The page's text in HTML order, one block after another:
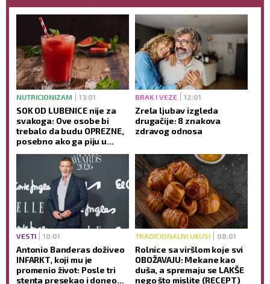
NUTRICIONIZAM 13:01
SOK OD LUBENICE nije za
svakoga: Ove osobe bi
trebalo da budu OPREZNE,
posebno ako ga piju u
BRAK I VEZE 12:01
Zrela ljubav izgleda
drugačije: 8 znakova
zdravog odnosa
VESTI 10:01
Antonio Banderas doživeo
INFARKT, koji mu je
promenio život: Posle tri
stenta presekao i doneo
TRADICIONALNI UKUSI 08:01
Rolnice sa viršlom koje svi
OBOŽAVAJU: Mekane kao
duša, a spremaju se LAKŠE
nego što mislite (RECEPT)